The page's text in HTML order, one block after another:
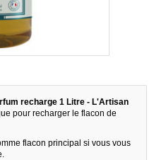
recharge 1 Litre - L'Artisan
pour recharger le flacon de
flacon principal si vous vous